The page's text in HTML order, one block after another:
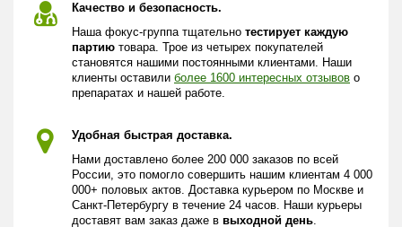
Качество и безопасность.
Наша фокус-группа тщательно тестирует каждую
партию товара. Трое из четырех покупателей
становятся нашими постоянными клиентами. Наши
клиенты оставили более 1600 интересных отзывов о
препаратах и нашей работе.
Удобная быстрая доставка.
Нами доставлено более 200 000 заказов по всей
России, это помогло совершить нашим клиентам 4 000
000+ половых актов. Доставка курьером по Москве и
Санкт-Петербургу в течение 24 часов. Наши курьеры
доставят вам заказ даже в выходной день.